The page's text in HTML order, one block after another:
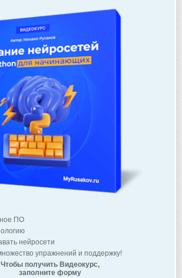
ПО
нейросети
упражнений и поддержку!
Чтобы получить Видеокурс,
заполните форму